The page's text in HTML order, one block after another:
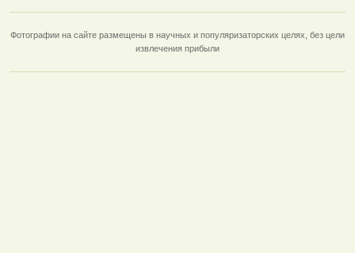
Фотографии на сайте размещены в научных и популяризаторских целях, без цели
извлечения прибыли